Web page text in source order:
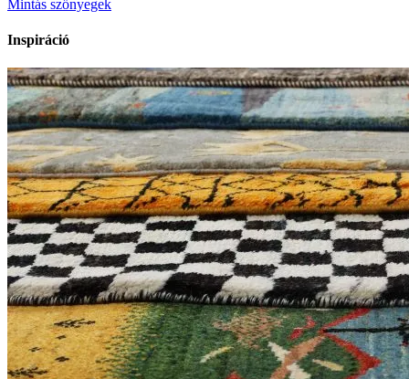
Mintás szőnyegek
Inspiráció